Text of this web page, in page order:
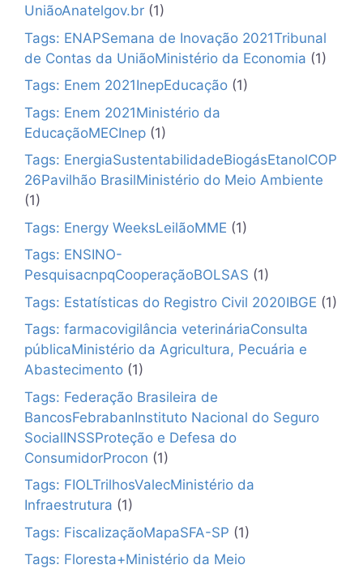
UniãoAnatelgov.br (1)
Tags: ENAPSemana de Inovação 2021Tribunal
de Contas da UniãoMinistério da Economia (1)
Tags: Enem 2021InepEducação (1)
Tags: Enem 2021Ministério da
EducaçãoMECInep (1)
Tags: EnergiaSustentabilidadeBiogásEtanolCOP
26Pavilhão BrasilMinistério do Meio Ambiente
(1)
Tags: Energy WeeksLeilãoMME (1)
Tags: ENSINO-
PesquisacnpqCooperaçãoBOLSAS (1)
Tags: Estatísticas do Registro Civil 2020IBGE (1)
Tags: farmacovigilância veterináriaConsulta
públicaMinistério da Agricultura, Pecuária e
Abastecimento (1)
Tags: Federação Brasileira de
BancosFebrabanInstituto Nacional do Seguro
SocialINSSProteção e Defesa do
ConsumidorProcon (1)
Tags: FIOLTrilhosValecMinistério da
Infraestrutura (1)
Tags: FiscalizaçãoMapaSFA-SP (1)
Tags: Floresta+Ministério da Meio